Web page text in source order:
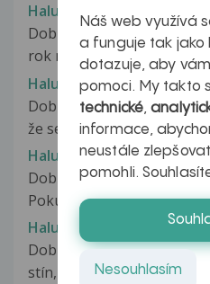
Halucinace nebo optický
Dobrý den, chtěla jsem se
rok nebo dva mívám stejný
Halucinace při probouzení
Dobrý den, velmi prosím o
že se v noci probudím a
Halucinace ve spánku
Dobrý den, prosím o radu
Pokusím se to jednoduše
Halucinace, vidím co není.
Dobrý den, mám živé sny.
stín, nebo na mě padá
Náš web využívá
a funguje tak jako
dotazuje, aby
pomoci. My takto
technické,
informace,
neustále
pomohli.
Nesouhlasím